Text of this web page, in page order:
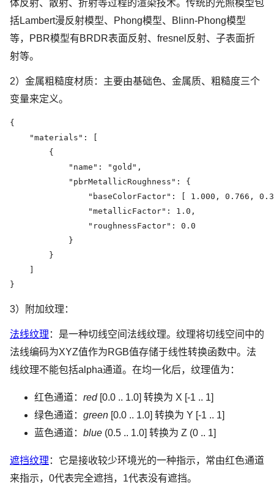
体反射、散射、折射等过程的渲染技术。传统的光照模型包
括Lambert漫反射模型、Phong模型、Blinn-Phong模型
等，PBR模型有BRDR表面反射、fresnel反射、子表面折
射等。
2）金属粗糙度材质：主要由基础色、金属质、粗糙度三个
变量来定义。
{
    "materials": [
        {
            "name": "gold",
            "pbrMetallicRoughness": {
"baseColorFactor": [ 1.000, 0.766,
                "metallicFactor": 1.0,
                "roughnessFactor": 0.0
            }
        }
}
3）附加纹理：
法线纹理 ：是一种切线空间法线纹理。纹理将切线空间中的
法线编码为XYZ值作为RGB值存储于线性转换函数中。法
线纹理不能包括alpha通道。在均一化后，纹理值为：
红色通道： red[0.0 .. 1.0] 转换为 X [-1 .. 1]
绿色通道： green [0.0 .. 1.0] 转换为 Y [-1 .. 1]
蓝色通道： blue (0.5 .. 1.0] 转换为 Z (0 .. 1]
遮挡纹理 ：它是接收较少环境光的一种指示，常由红色通道
来指示，0代表完全遮挡，1代表没有遮挡。